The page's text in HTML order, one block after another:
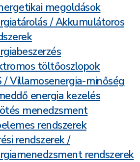
megoldások
/ Akkumulátoros
töltőoszlopok
/ Villamosenergia-minőség
energia kezelés
menedzsment
rendszerek
rendszerek /
rendszerek